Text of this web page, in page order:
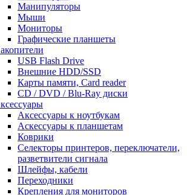
Манипуляторы
Мыши
Мониторы
Графические планшеты
USB Flash Drive
Внешние HDD/SSD
Карты памяти, Card reader
CD / DVD / Blu-Ray диски
Аксессуары к ноутбукам
Аскессуары к планшетам
Коврики
Селекторы принтеров, переключатели,
разветвители сигнала
Шлейфы, кабели
Переходники
Крепления для мониторов